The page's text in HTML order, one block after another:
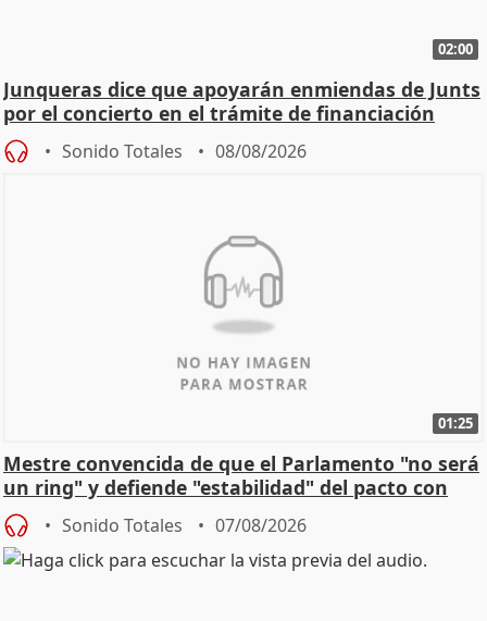
02:00
Junqueras dice que apoyarán enmiendas de Junts
por el concierto en el trámite de financiación
Sonido Totales 08/08/2026
01:25
Mestre convencida de que el Parlamento "no será
un ring" y defiende "estabilidad" del pacto con
Vox
Sonido Totales 07/08/2026